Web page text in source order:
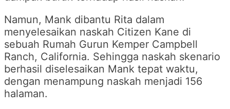
Namun, Mank dibantu Rita dalam
menyelesaikan naskah Citizen Kane di
sebuah Rumah Gurun Kemper Campbell
Ranch, California. Sehingga naskah skenario
berhasil diselesaikan Mank tepat waktu,
dengan menampung naskah menjadi 156
halaman.